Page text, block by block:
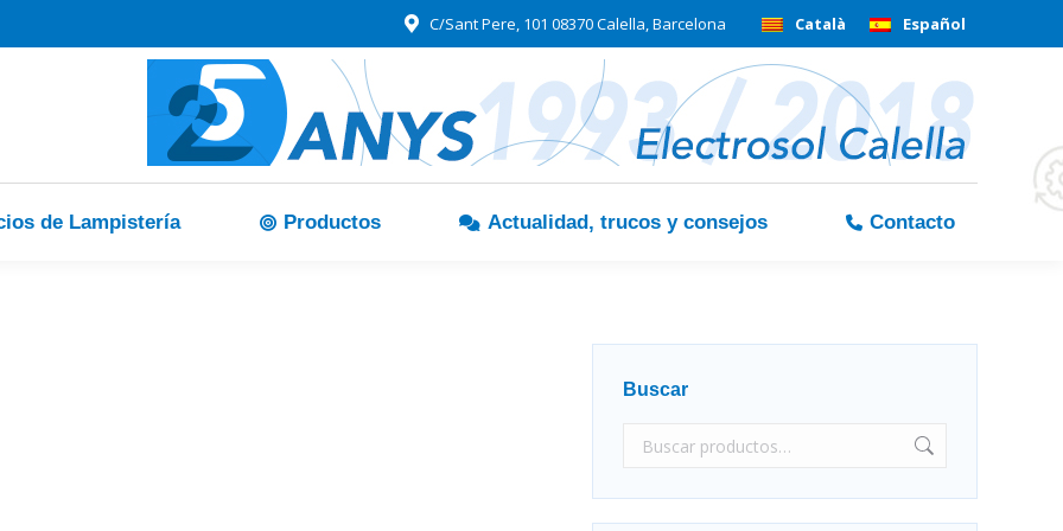
C/Sant Pere, 101 08370 Calella, Barcelona Català Español
de Lampistería Productos Actualidad, trucos y consejos Contacto
Buscar